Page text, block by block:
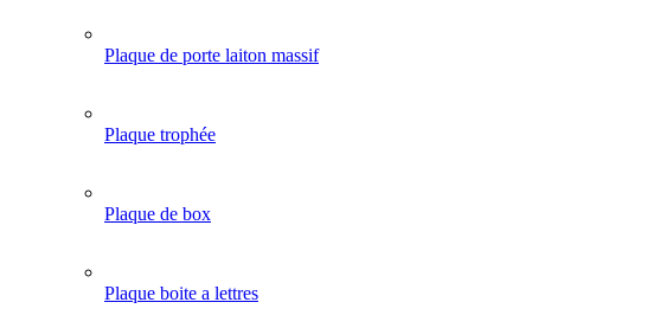
Plaque de porte laiton massif
Plaque trophée
Plaque de box
Plaque boite a lettres